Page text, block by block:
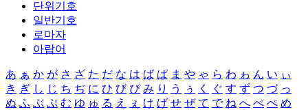
단위기호
일반기호
로마자
아랍어
あ ぁ か が さ ざ た だ な は ば ぱ ま や ゃ ら わ ゎ ん い ぃ
き ぎ し じ ち ぢ に ひ び ぴ み り う ぅ く ぐ す ず つ づ っ
ぬ ふ ぶ ぷ む ゆ ゅ る え ぇ け げ せ ぜ て で ね へ べ ぺ め